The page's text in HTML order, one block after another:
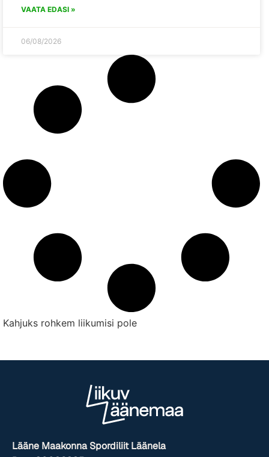
VAATA EDASI »
06/08/2026
Kahjuks rohkem liikumisi pole
Lääne Maakonna Spordiliit Läänela